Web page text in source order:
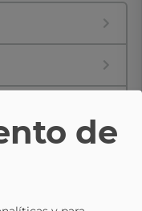
de